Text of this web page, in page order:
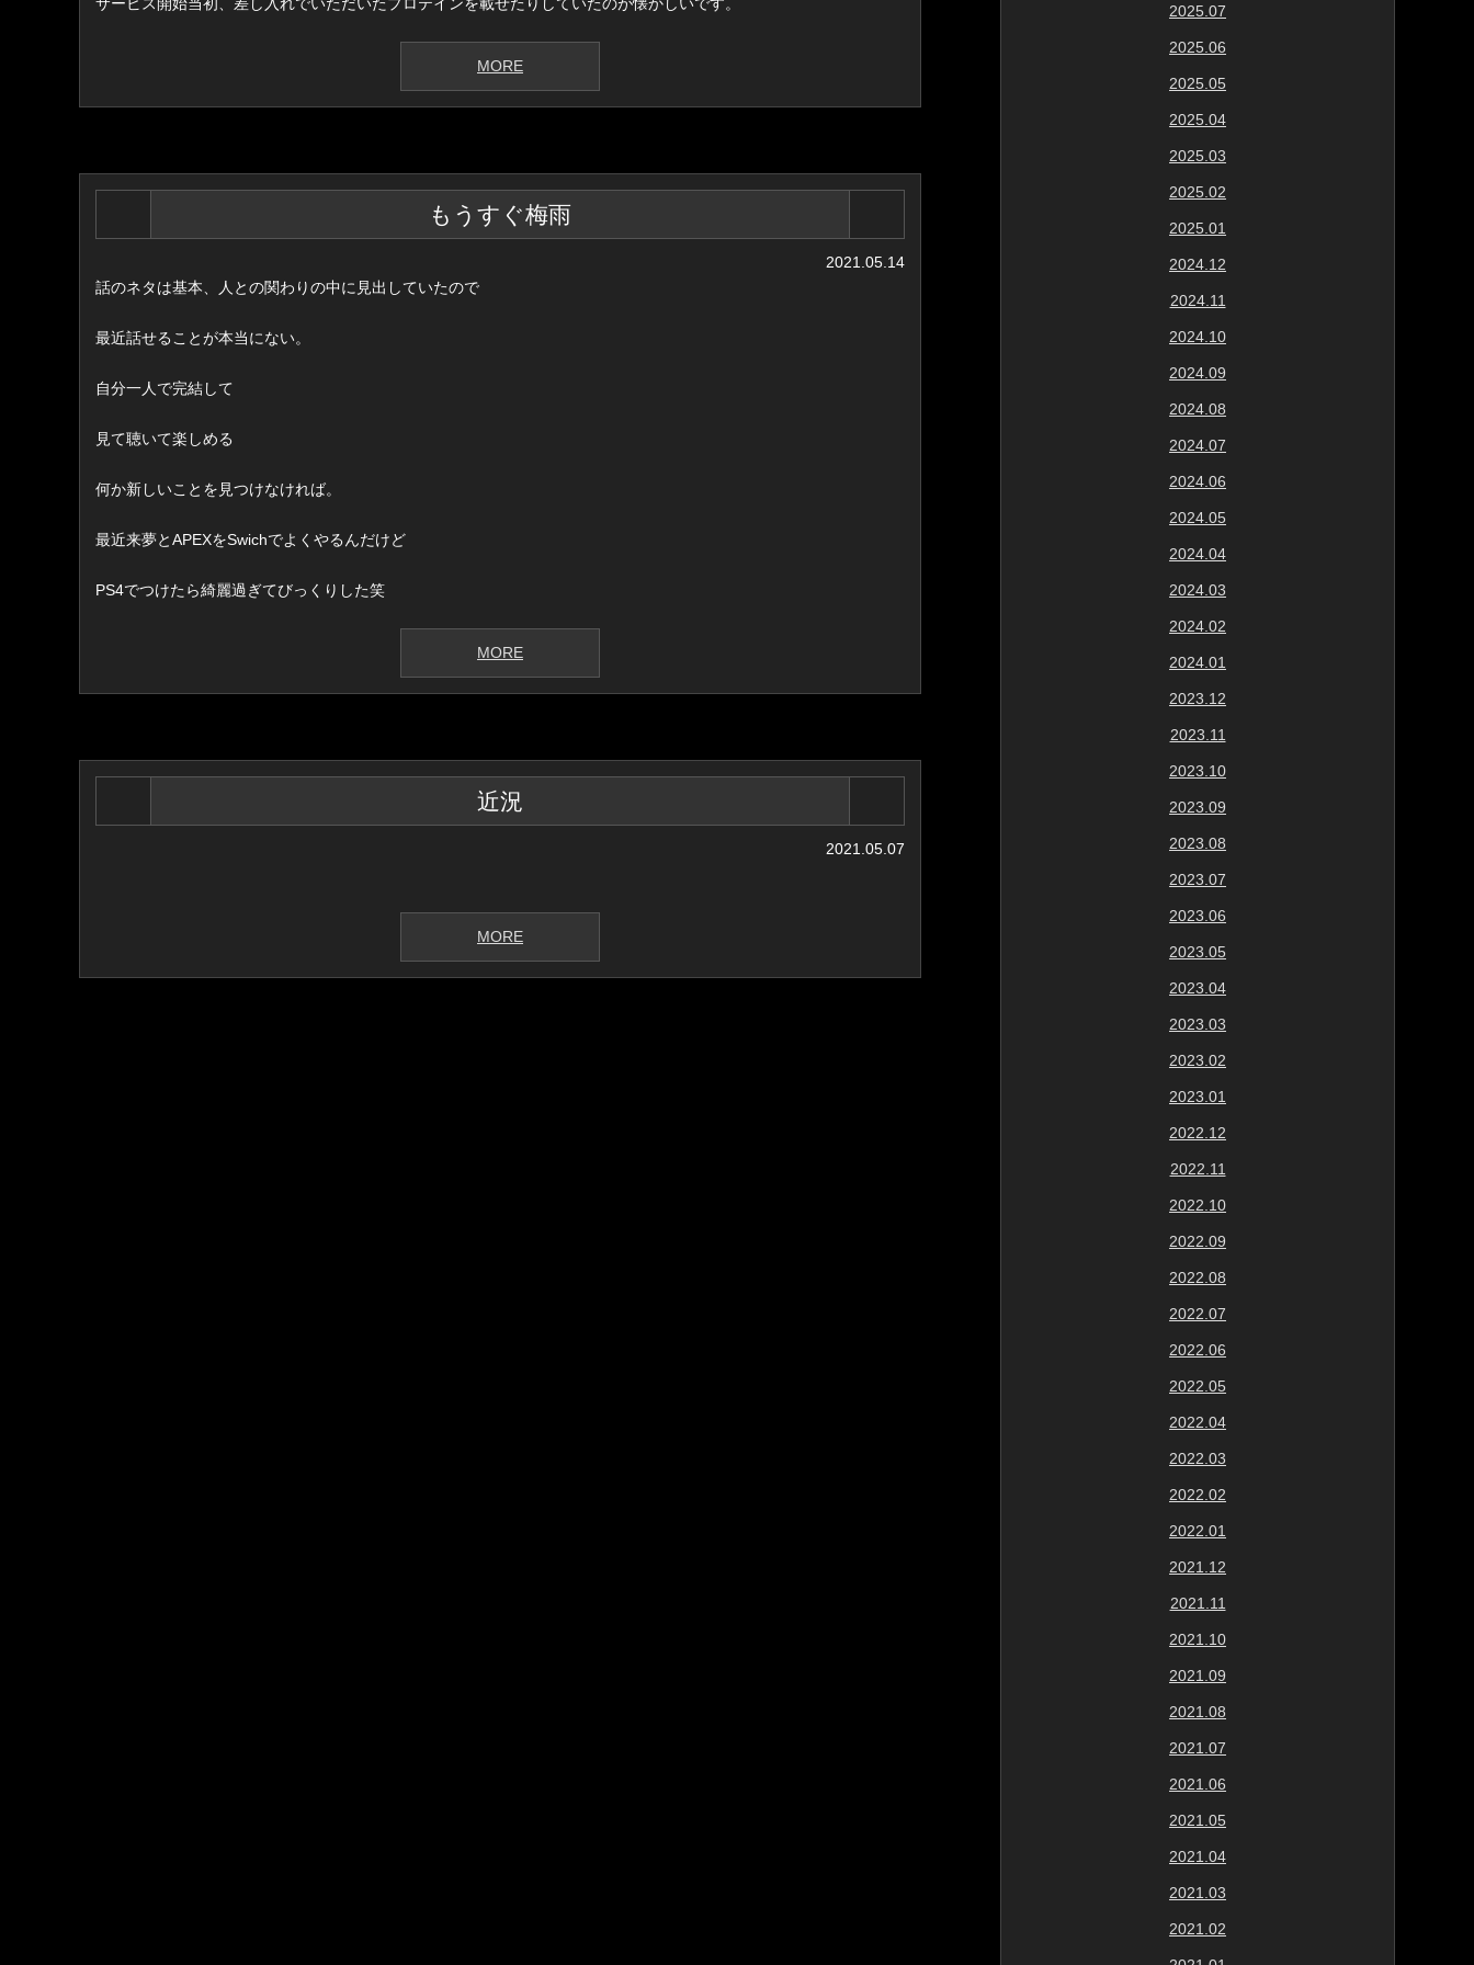
MORE
もうすぐ梅雨
2021.05.14
話のネタは基本、人との関わりの中に見出していたので
最近話せることが本当にない。
自分一人で完結して
見て聴いて楽しめる
何か新しいことを見つけなければ。
最近来夢とAPEXをSwichでよくやるんだけど
PS4でつけたら綺麗過ぎてびっくりした笑
MORE
近況
2021.05.07
MORE
2025.07
2025.06
2025.05
2025.04
2025.03
2025.02
2025.01
2024.12
2024.11
2024.10
2024.09
2024.08
2024.07
2024.06
2024.05
2024.04
2024.03
2024.02
2024.01
2023.12
2023.11
2023.10
2023.09
2023.08
2023.07
2023.06
2023.05
2023.04
2023.03
2023.02
2023.01
2022.12
2022.11
2022.10
2022.09
2022.08
2022.07
2022.06
2022.05
2022.04
2022.03
2022.02
2022.01
2021.12
2021.11
2021.10
2021.09
2021.08
2021.07
2021.06
2021.05
2021.04
2021.03
2021.02